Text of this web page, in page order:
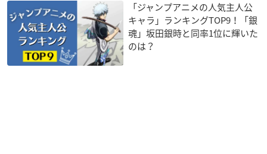
「ジャンプアニメの人気主人公
キャラ」ランキングTOP9！「銀
魂」坂田銀時と同率1位に輝いた
のは？